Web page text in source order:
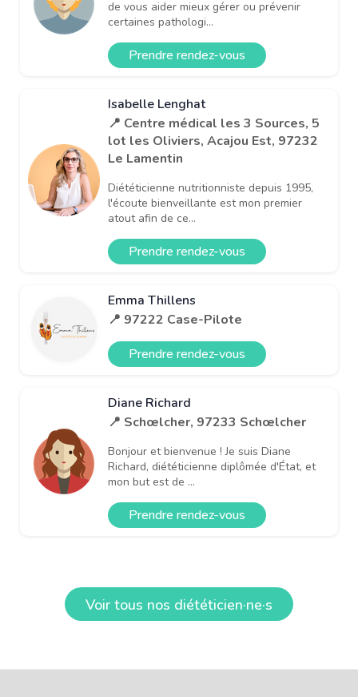
de vous aider mieux gérer ou prévenir
certaines pathologi...
Prendre rendez-vous
Isabelle Lenghat
📍 Centre médical les 3 Sources, 5
lot les Oliviers, Acajou Est, 97232
Le Lamentin
Diététicienne nutritionniste depuis 1995,
l'écoute bienveillante est mon premier
atout afin de ce...
Prendre rendez-vous
Emma Thillens
📍 97222 Case-Pilote
Prendre rendez-vous
Diane Richard
📍 Schœlcher, 97233 Schœlcher
Bonjour et bienvenue ! Je suis Diane
Richard, diététicienne diplômée d'État, et
mon but est de ...
Prendre rendez-vous
Voir tous nos diététicien·ne·s